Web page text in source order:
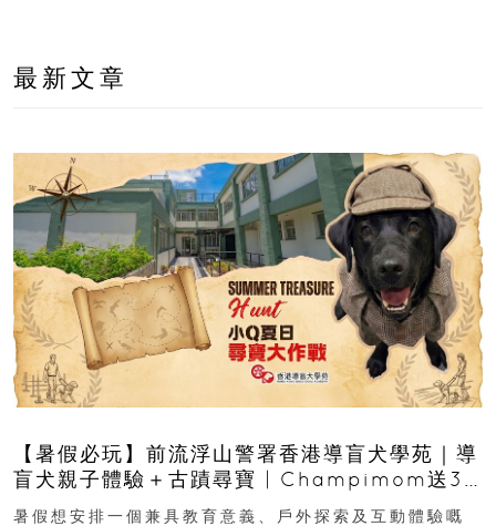
最新文章
【暑假必玩】前流浮山警署香港導盲犬學苑｜導
盲犬親子體驗＋古蹟尋寶 | Champimom送3
組免費名額
暑假想安排一個兼具教育意義、戶外探索及互動體驗嘅